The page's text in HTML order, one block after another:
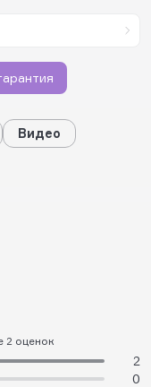
Видео
2 оценок
2
0